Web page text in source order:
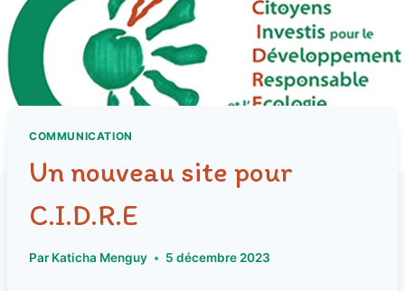
COMMUNICATION
Un nouveau site pour
C.I.D.R.E
Par Katicha Menguy 5 décembre 2023